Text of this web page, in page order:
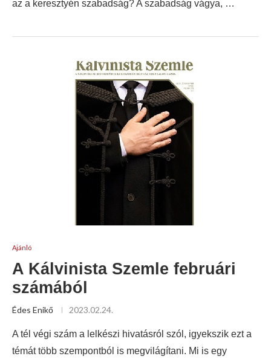
az a keresztyén szabadság? A szabadság vágya, …
Ajánló
A Kálvinista Szemle februári
számából
Édes Enikő 2023.02.24.
A tél végi szám a lelkészi hivatásról szól, igyekszik ezt a
témát több szempontból is megvilágítani. Mi is egy